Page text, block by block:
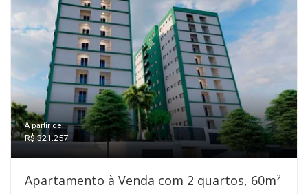
A partir de:
R$ 321.257
Apartamento à Venda com 2 quartos, 60m²